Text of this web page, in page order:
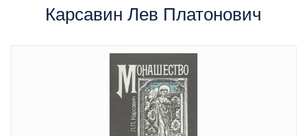
Карсавин Лев Платонович